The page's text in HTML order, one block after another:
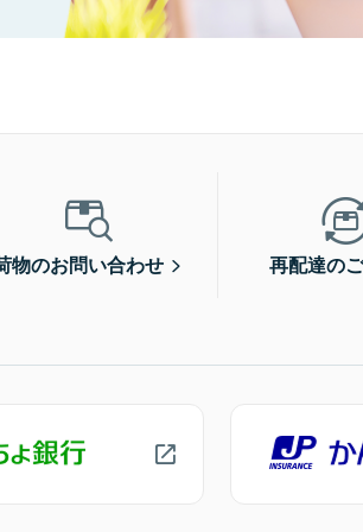
物のお問い合わせ 再配達の